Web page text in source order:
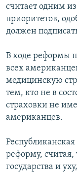
Все сайты
считает одним
приоритетов,
должен
В ходе реформы
всех
медицинскую
тем, кто не в
страховки не
американцев.
реформу, считая,
государства и